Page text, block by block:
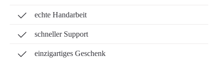
echte Handarbeit
schneller Support
einzigartiges Geschenk